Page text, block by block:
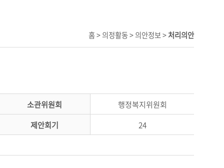
홈 > 의정활동 > 의안정보 >처리의안
소관위원회
행정복지위원회
제안회기
24